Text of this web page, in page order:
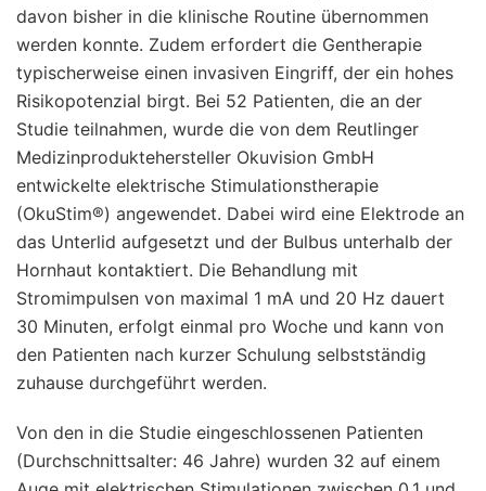
davon bisher in die klinische Routine übernommen
werden konnte. Zudem erfordert die Gentherapie
typischerweise einen invasiven Eingriff, der ein hohes
Risikopotenzial birgt. Bei 52 Patienten, die an der
Studie teilnahmen, wurde die von dem Reutlinger
Medizinproduktehersteller Okuvision GmbH
entwickelte elektrische Stimulationstherapie
(OkuStim®) angewendet. Dabei wird eine Elektrode an
das Unterlid aufgesetzt und der Bulbus unterhalb der
Hornhaut kontaktiert. Die Behandlung mit
Stromimpulsen von maximal 1 mA und 20 Hz dauert
30 Minuten, erfolgt einmal pro Woche und kann von
den Patienten nach kurzer Schulung selbstständig
zuhause durchgeführt werden.
Von den in die Studie eingeschlossenen Patienten
(Durchschnittsalter: 46 Jahre) wurden 32 auf einem